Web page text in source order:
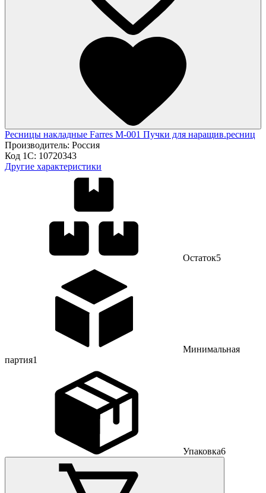
Ресницы накладные Farres М-001 Пучки для наращив.ресниц
Производитель: Россия
Код 1С: 10720343
Другие характеристики
Остаток5
Минимальная
партия1
Упаковка6